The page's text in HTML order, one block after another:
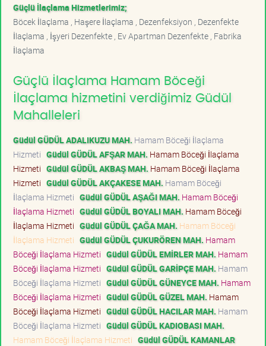
Güçlü İlaçlama Hizmetlerimiz;
Böcek İlaçlama , Haşere İlaçlama , Dezenfeksiyon , Dezenfekte
İlaçlama , İşyeri Dezenfekte , Ev Apartman Dezenfekte , Fabrika
İlaçlama
Güçlü İlaçlama Hamam Böceği
İlaçlama hizmetini verdiğimiz Güdül
Mahalleleri
Güdül GÜDÜL ADALIKUZU MAH. Hamam Böceği İlaçlama
Hizmeti Güdül GÜDÜL AFŞAR MAH. Hamam Böceği İlaçlama
Hizmeti Güdül GÜDÜL AKBAŞ MAH. Hamam Böceği İlaçlama
Hizmeti Güdül GÜDÜL AKÇAKESE MAH. Hamam Böceği
İlaçlama Hizmeti Güdül GÜDÜL AŞAĞI MAH. Hamam Böceği
İlaçlama Hizmeti Güdül GÜDÜL BOYALI MAH. Hamam Böceği
İlaçlama Hizmeti Güdül GÜDÜL ÇAĞA MAH. Hamam Böceği
İlaçlama Hizmeti Güdül GÜDÜL ÇUKURÖREN MAH. Hamam
Böceği İlaçlama Hizmeti Güdül GÜDÜL EMİRLER MAH. Hamam
Böceği İlaçlama Hizmeti Güdül GÜDÜL GARİPÇE MAH. Hamam
Böceği İlaçlama Hizmeti Güdül GÜDÜL GÜNEYCE MAH. Hamam
Böceği İlaçlama Hizmeti Güdül GÜDÜL GÜZEL MAH. Hamam
Böceği İlaçlama Hizmeti Güdül GÜDÜL HACILAR MAH. Hamam
Böceği İlaçlama Hizmeti Güdül GÜDÜL KADIOBASI MAH.
Hamam Böceği İlaçlama Hizmeti Güdül GÜDÜL KAMANLAR